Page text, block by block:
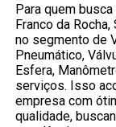
Para quem
Franco da
no segmento de
Pneumático,
Esfera,
serviços. Isso
empresa com
qualidade,